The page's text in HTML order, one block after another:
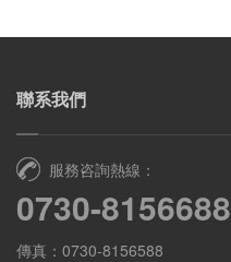
聯系我們
服務咨詢熱線：
0730-8156688
傳真：0730-8156588